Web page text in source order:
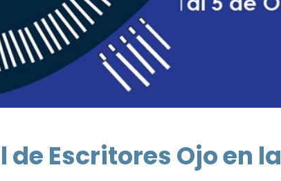
Escritores Ojo en la